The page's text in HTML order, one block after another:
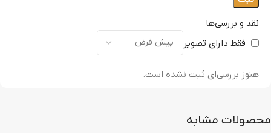
نقد و بررسی‌ها
فقط دارای تصویر
هنوز بررسی‌ای ثبت نشده است.
محصولات مشابه